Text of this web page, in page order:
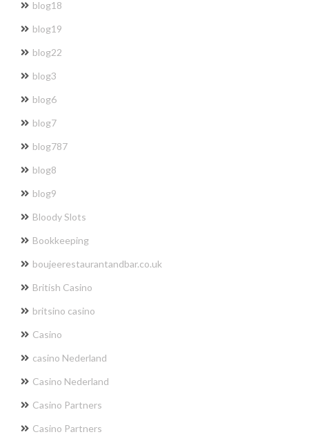
blog18
blog19
blog22
blog3
blog6
blog7
blog787
blog8
blog9
Bloody Slots
Bookkeeping
boujeerestaurantandbar.co.uk
British Casino
britsino casino
Casino
casino Nederland
Casino Nederland
Casino Partners
Casino Partners